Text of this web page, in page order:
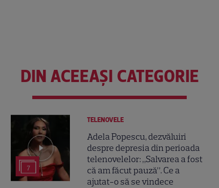
DIN ACEEAȘI CATEGORIE
7
TELENOVELE
Adela Popescu, dezvăluiri
despre depresia din perioada
telenovelelor: „Salvarea a fost
că am făcut pauză”. Ce a
ajutat-o să se vindece